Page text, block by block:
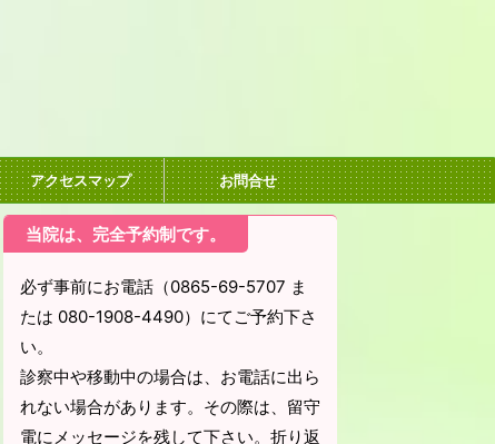
アクセスマップ お問合せ
当院は、完全予約制です。
必ず事前にお電話（0865-69-5707 ま
たは 080-1908-4490）にてご予約下さ
い。
診察中や移動中の場合は、お電話に出ら
れない場合があります。その際は、留守
電にメッセージを残して下さい。折り返